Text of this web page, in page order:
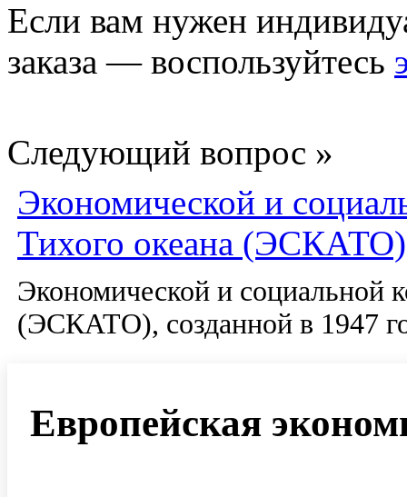
Если вам нужен
заказа — воспользуйтесь
Следующий вопрос »
Экономической и
Тихого океана (ЭСКАТО)
Экономической и социальной
(ЭСКАТО), созданной в 1947
Европейская